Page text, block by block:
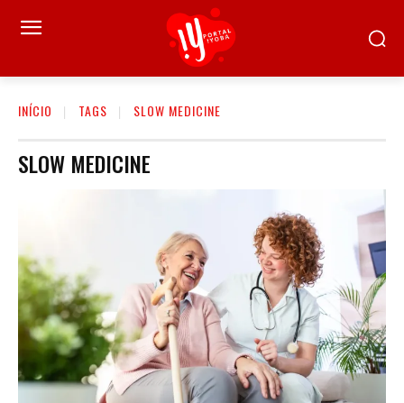
INÍCIO TAGS SLOW MEDICINE
SLOW MEDICINE